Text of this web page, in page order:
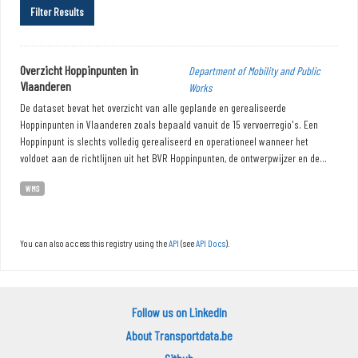
Filter Results
Overzicht Hoppinpunten in
Vlaanderen
Department of Mobility and Public
Works
De dataset bevat het overzicht van alle geplande en gerealiseerde
Hoppinpunten in Vlaanderen zoals bepaald vanuit de 15 vervoerregio's. Een
Hoppinpunt is slechts volledig gerealiseerd en operationeel wanneer het
voldoet aan de richtlijnen uit het BVR Hoppinpunten, de ontwerpwijzer en de...
WMS
You can also access this registry using theAPI (seeAPI Docs).
Follow us on LinkedIn
About Transportdata.be